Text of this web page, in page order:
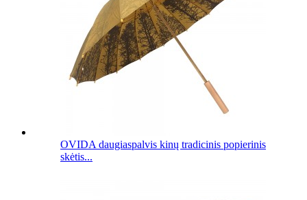
OVIDA daugiaspalvis kinų tradicinis popierinis
skėtis...